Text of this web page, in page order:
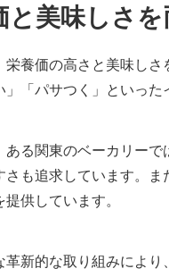
と美味しさ
栄養価の高さと美味し
」「パサつく」といっ
ある関東のベーカリー
さも追求しています。
供しています。
革新的な取り組みによ